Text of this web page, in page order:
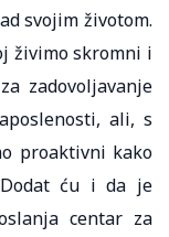
svojim životom.
živimo skromni i
zadovoljavanje
ali, s
proaktivni kako
ću i da je
centar za